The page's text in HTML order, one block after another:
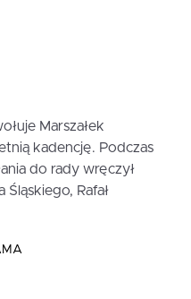
Marszałek
kadencję. Podczas
do rady wręczył
Rafał